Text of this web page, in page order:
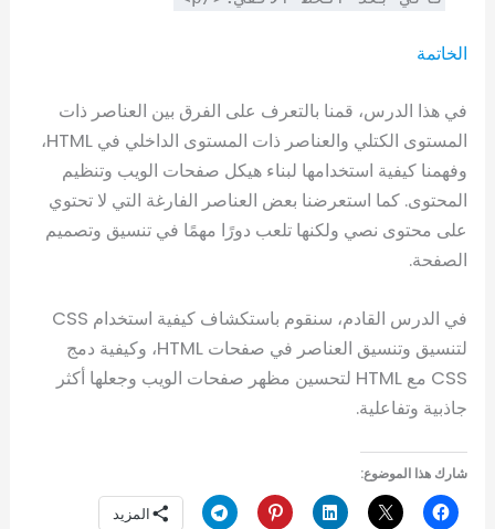
الخاتمة
في هذا الدرس، قمنا بالتعرف على الفرق بين العناصر ذات
المستوى الكتلي والعناصر ذات المستوى الداخلي في HTML،
وفهمنا كيفية استخدامها لبناء هيكل صفحات الويب وتنظيم
المحتوى. كما استعرضنا بعض العناصر الفارغة التي لا تحتوي
على محتوى نصي ولكنها تلعب دورًا مهمًا في تنسيق وتصميم
الصفحة.
في الدرس القادم، سنقوم باستكشاف كيفية استخدام CSS
لتنسيق وتنسيق العناصر في صفحات HTML، وكيفية دمج
CSS مع HTML لتحسين مظهر صفحات الويب وجعلها أكثر
جاذبية وتفاعلية.
شارك هذا الموضوع:
المزيد